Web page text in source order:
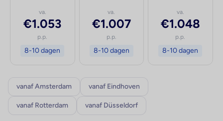
va.
€1.053
p.p.
8-10 dagen
va.
€1.007
p.p.
8-10 dagen
va.
€1.048
p.p.
8-10 dagen
vanaf Amsterdam vanaf Eindhoven
vanaf Rotterdam vanaf Düsseldorf